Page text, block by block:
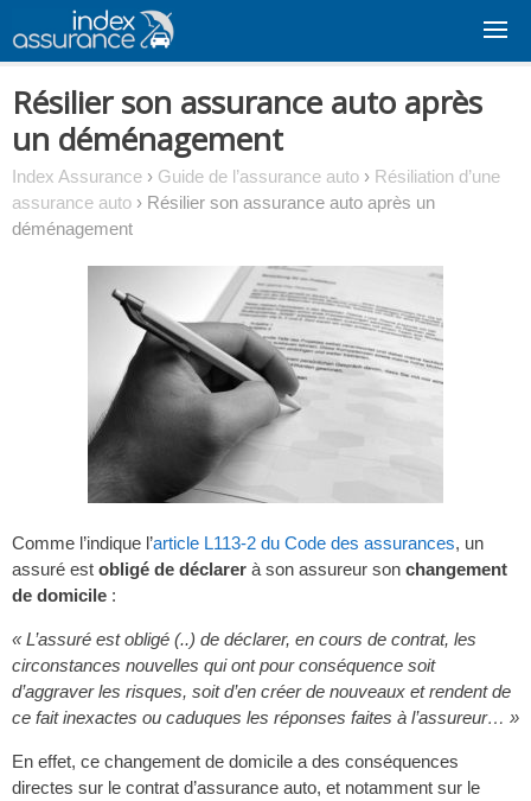
content
Résilier son assurance auto après
un déménagement
Index Assurance › Guide de l’assurance auto › Résiliation d’une
assurance auto › Résilier son assurance auto après un
déménagement
Comme l’indique l’article L113-2 du Code des assurances, un
assuré est obligé de déclarer à son assureur son changement
de domicile :
« L’assuré est obligé (..) de déclarer, en cours de contrat, les
circonstances nouvelles qui ont pour conséquence soit
d’aggraver les risques, soit d’en créer de nouveaux et rendent de
ce fait inexactes ou caduques les réponses faites à l’assureur… »
En effet, ce changement de domicile a des conséquences
directes sur le contrat d’assurance auto, et notamment sur le